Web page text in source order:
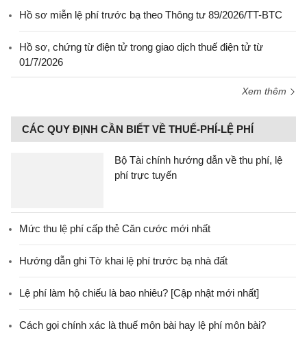
Hồ sơ miễn lệ phí trước bạ theo Thông tư 89/2026/TT-BTC
Hồ sơ, chứng từ điện tử trong giao dịch thuế điện tử từ
01/7/2026
Xem thêm
CÁC QUY ĐỊNH CẦN BIẾT VỀ THUẾ-PHÍ-LỆ PHÍ
Bộ Tài chính hướng dẫn về thu phí, lệ
phí trực tuyến
Mức thu lệ phí cấp thẻ Căn cước mới nhất
Hướng dẫn ghi Tờ khai lệ phí trước bạ nhà đất
Lệ phí làm hộ chiếu là bao nhiêu? [Cập nhật mới nhất]
Cách gọi chính xác là thuế môn bài hay lệ phí môn bài?